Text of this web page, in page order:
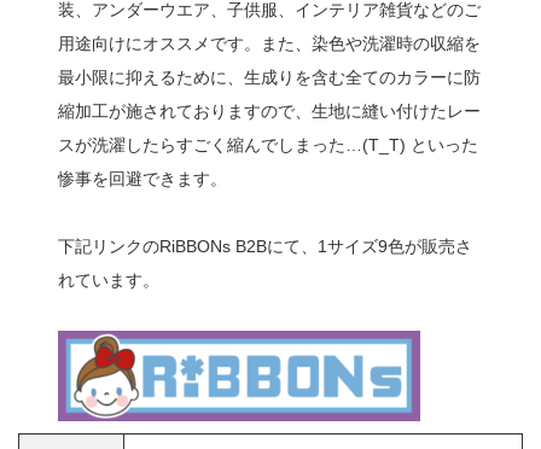
装、アンダーウエア、子供服、インテリア雑貨などのご
用途向けにオススメです。また、染色や洗濯時の収縮を
最小限に抑えるために、生成りを含む全てのカラーに防
縮加工が施されておりますので、生地に縫い付けたレー
スが洗濯したらすごく縮んでしまった…(T_T) といった
惨事を回避できます。
下記リンクのRiBBONs B2Bにて、1サイズ9色が販売さ
れています。